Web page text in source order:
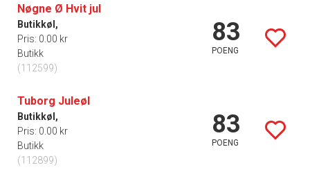
Nøgne Ø Hvit jul
Butikkøl,
Pris: 0.00 kr
Butikk
(112599)
83
POENG
Tuborg Juleøl
Butikkøl,
Pris: 0.00 kr
Butikk
(112899)
83
POENG